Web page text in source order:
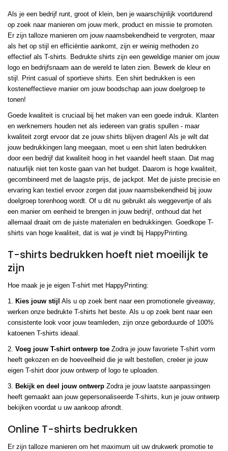
Als je een bedrijf runt, groot of klein, ben je waarschijnlijk voortdurend
op zoek naar manieren om jouw merk, product en missie te promoten.
Er zijn talloze manieren om jouw naamsbekendheid te vergroten, maar
als het op stijl en efficiëntie aankomt, zijn er weinig methoden zo
effectief als T-shirts. Bedrukte shirts zijn een geweldige manier om jouw
logo en bedrijfsnaam aan de wereld te laten zien. Bewerk de kleur en
stijl. Print casual of sportieve shirts. Een shirt bedrukken is een
kosteneffectieve manier om jouw boodschap aan jouw doelgroep te
tonen!
Goede kwaliteit is cruciaal bij het maken van een goede indruk. Klanten
en werknemers houden net als iedereen van gratis spullen - maar
kwaliteit zorgt ervoor dat ze jouw shirts blijven dragen! Als je wilt dat
jouw bedrukkingen lang meegaan, moet u een shirt laten bedrukken
door een bedrijf dat kwaliteit hoog in het vaandel heeft staan. Dat mag
natuurlijk niet ten koste gaan van het budget. Daarom is hoge kwaliteit,
gecombineerd met de laagste prijs, de jackpot. Met de juiste precisie en
ervaring kan textiel ervoor zorgen dat jouw naamsbekendheid bij jouw
doelgroep torenhoog wordt. Of u dit nu gebruikt als weggevertje of als
een manier om eenheid te brengen in jouw bedrijf, onthoud dat het
allemaal draait om de juiste materialen en bedrukkingen. Goedkope T-
shirts van hoge kwaliteit, dat is wat je vindt bij HappyPrinting.
T-shirts bedrukken hoeft niet moeilijk te
zijn
Hoe maak je je eigen T-shirt met HappyPrinting:
1. Kies jouw stijl Als u op zoek bent naar een promotionele giveaway,
werken onze bedrukte T-shirts het beste. Als u op zoek bent naar een
consistente look voor jouw teamleden, zijn onze geborduurde of 100%
katoenen T-shirts ideaal.
2. Voeg jouw T-shirt ontwerp toe Zodra je jouw favoriete T-shirt vorm
heeft gekozen en de hoeveelheid die je wilt bestellen, creëer je jouw
eigen T-shirt door jouw ontwerp of logo te uploaden.
3. Bekijk en deel jouw ontwerp Zodra je jouw laatste aanpassingen
heeft gemaakt aan jouw gepersonaliseerde T-shirts, kun je jouw ontwerp
bekijken voordat u uw aankoop afrondt.
Online T-shirts bedrukken
Er zijn talloze manieren om het maximum uit uw drukwerk promotie te